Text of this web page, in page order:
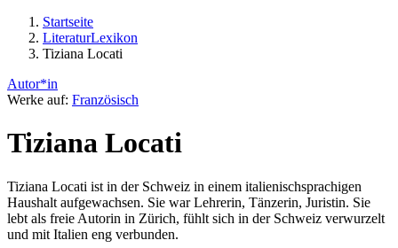
Startseite
LiteraturLexikon
Tiziana Locati
Autor*in
Werke auf: Französisch
Tiziana Locati
Tiziana Locati ist in der Schweiz in einem italienischsprachigen
Haushalt aufgewachsen. Sie war Lehrerin, Tänzerin, Juristin. Sie
lebt als freie Autorin in Zürich, fühlt sich in der Schweiz verwurzelt
und mit Italien eng verbunden.